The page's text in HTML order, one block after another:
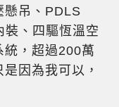
懸吊、PDLS
、四驅恆溫空
統，超過200萬
因為我可以，